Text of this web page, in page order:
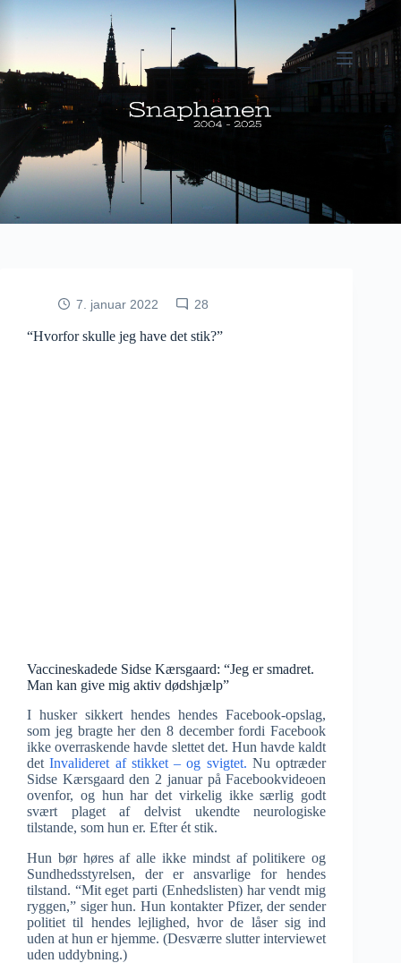
7. januar 2022 28
“Hvorfor skulle jeg have det stik?”
Vaccineskadede Sidse Kærsgaard: “Jeg er smadret.
Man kan give mig aktiv dødshjælp”
I husker sikkert hendes hendes Facebook-opslag,
som jeg bragte her den 8 december fordi Facebook
ikke overraskende havde slettet det. Hun havde kaldt
detInvalideret af stikket – og svigtet. Nu optræder
Sidse Kærsgaard den 2 januar på Facebookvideoen
ovenfor, og hun har det virkelig ikke særlig godt
svært plaget af delvist ukendte neurologiske
tilstande, som hun er. Efter ét stik.
Hun bør høres af alle ikke mindst af politikere og
Sundhedsstyrelsen, der er ansvarlige for hendes
tilstand. “Mit eget parti (Enhedslisten) har vendt mig
ryggen,” siger hun. Hun kontakter Pfizer, der sender
politiet til hendes lejlighed, hvor de låser sig ind
uden at hun er hjemme. (Desværre slutter interviewet
uden uddybning.)